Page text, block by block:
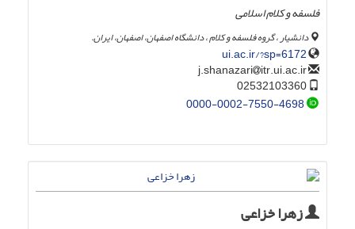
فلسفه و کلام اسلامی
دانشیار ، گروه فلسفه و کلام ، دانشگاه اصفهان، اصفهان، ایران.
ui.ac.ir/?sp=6172
itr.ui.ac.ir
0000-0002-7550-4698
زهرا خزاعی